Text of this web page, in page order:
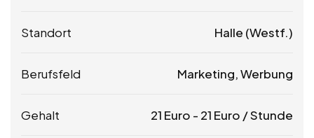
Standort Halle (Westf.)
Berufsfeld Marketing, Werbung
Gehalt 21 Euro - 21 Euro / Stunde